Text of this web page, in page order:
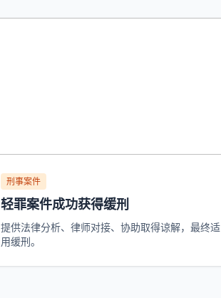
刑事案件
轻罪案件成功获得缓刑
提供法律分析、律师对接、协助取得谅解，最终适
用缓刑。